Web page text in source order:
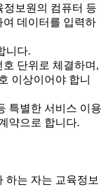
보원의 컴퓨터 등
데이터를 입력하
니다.
단위로 체결하며,
이상이어야 합니
특별한 서비스 이용
약으로 합니다.
는 자는 교육정보